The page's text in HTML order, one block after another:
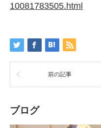
10081783505.html
前の記事
ブログ